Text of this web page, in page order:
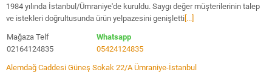
1984 yılında İstanbul/Ümraniye'de kuruldu. Saygı değer müşterilerinin talep
ve istekleri doğrultusunda ürün yelpazesini genişletti [...]
Mağaza Telf
02164124835
Whatsapp
05424124835
Alemdağ Caddesi Güneş Sokak 22/A Ümraniye-İstanbul